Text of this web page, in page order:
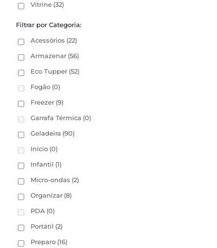
Vitrine (32)
Filtrar por Categoria:
Acessórios (22)
Armazenar (56)
Eco Tupper (52)
Fogão (0)
Freezer (9)
Garrafa Térmica (0)
Geladeira (90)
Início (0)
Infantil (1)
Micro-ondas (2)
Organizar (8)
PDA (0)
Portátil (2)
Preparo (16)